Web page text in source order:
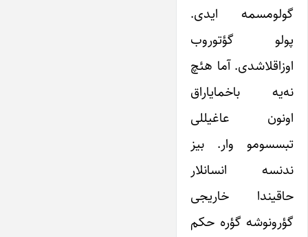
گولومسمه ایدی.
پولو گؤتوروب
اوزاقلاشدی. آما هئچ
نه‌یه باخمایاراق
اونون عاغیللی
تبسسومو وار. بیز
ندنسه انسانلار
حاقیندا خاریجی
گؤرونوشه گؤره حکم